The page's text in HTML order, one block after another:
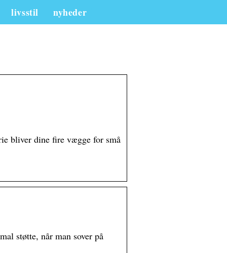
livsstil nyheder
bliver dine fire vægge for små
støtte, når man sover på